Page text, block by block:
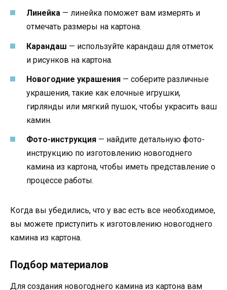
Линейка — линейка поможет вам измерять и
отмечать размеры на картона.
Карандаш — используйте карандаш для отметок
и рисунков на картона.
Новогодние украшения — соберите различные
украшения, такие как елочные игрушки,
гирлянды или мягкий пушок, чтобы украсить ваш
камин.
Фото-инструкция — найдите детальную фото-
инструкцию по изготовлению новогоднего
камина из картона, чтобы иметь представление о
процессе работы.
Когда вы убедились, что у вас есть все необходимое,
вы можете приступить к изготовлению новогоднего
камина из картона.
Подбор материалов
Для создания новогоднего камина из картона вам